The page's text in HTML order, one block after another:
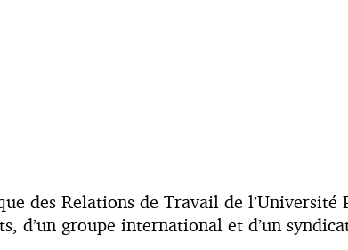
des Relations de Travail de l’Université
d’un groupe international et d’un